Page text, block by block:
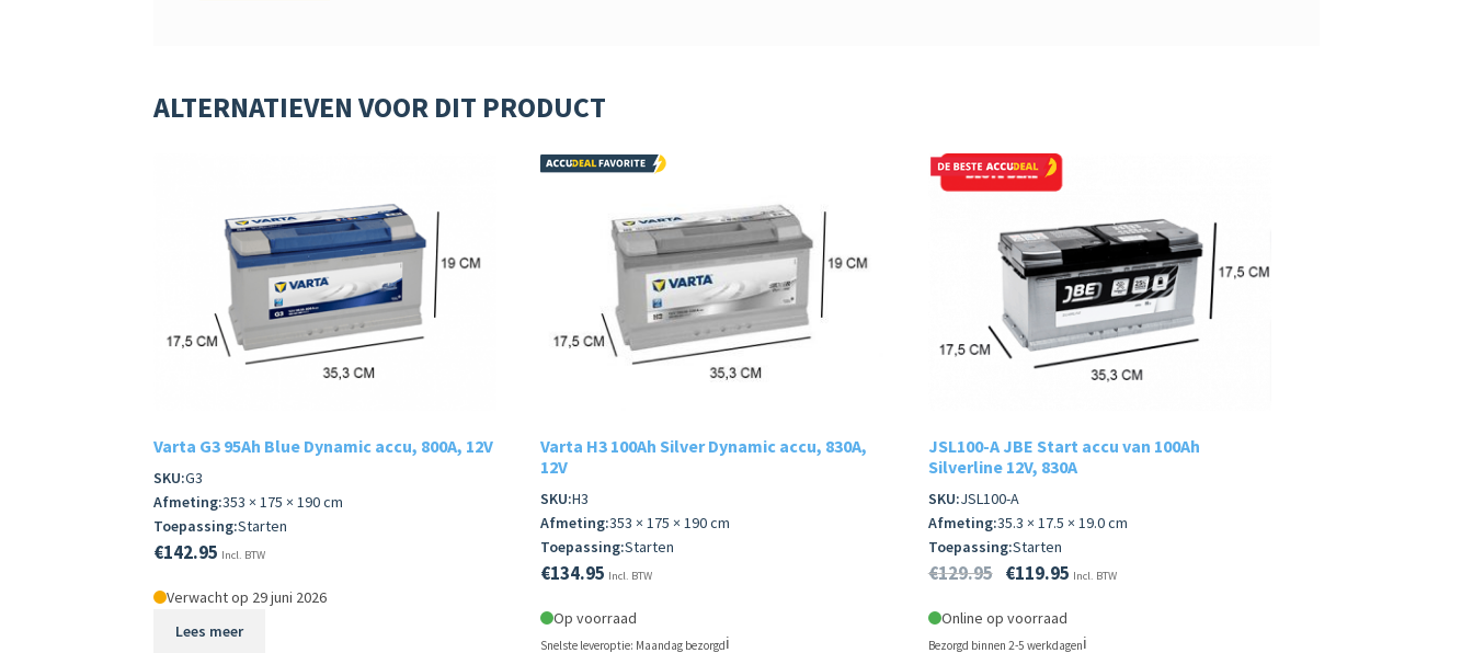
ALTERNATIEVEN VOOR DIT PRODUCT
Varta G3 95Ah Blue Dynamic accu, 800A, 12V
SKU:G3
Afmeting:353 × 175 × 190 cm
Toepassing:Starten
€142.95 Incl. BTW
Verwacht op 29 juni 2026
Lees meer
Varta H3 100Ah Silver Dynamic accu, 830A,
12V
SKU:H3
Afmeting:353 × 175 × 190 cm
Toepassing:Starten
€134.95 Incl. BTW
Op voorraad
Snelste leveroptie: Maandag bezorgdℹ️
JSL100-A JBE Start accu van 100Ah
Silverline 12V, 830A
SKU:JSL100-A
Afmeting:35.3 × 17.5 × 19.0 cm
Toepassing:Starten
€129.95 €119.95 Incl. BTW
Online op voorraad
Bezorgd binnen 2-5 werkdagenℹ️